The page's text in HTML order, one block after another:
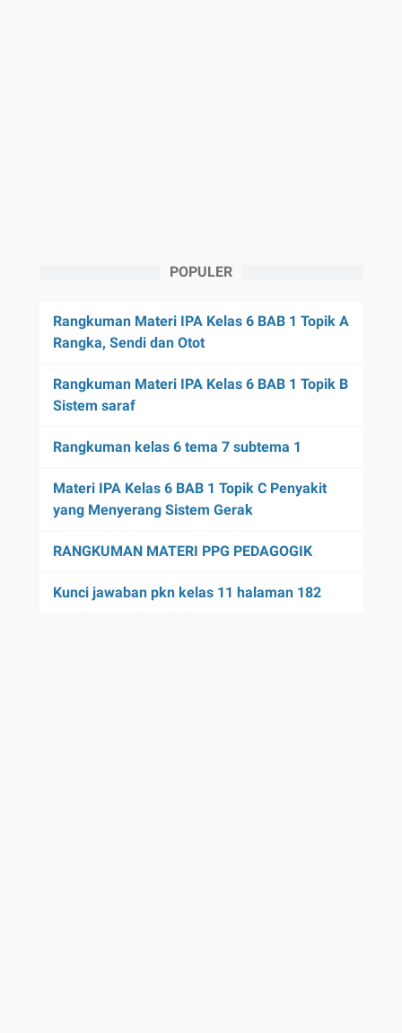
POPULER
Rangkuman Materi IPA Kelas 6 BAB 1 Topik A
Rangka, Sendi dan Otot
Rangkuman Materi IPA Kelas 6 BAB 1 Topik B
Sistem saraf
Rangkuman kelas 6 tema 7 subtema 1
Materi IPA Kelas 6 BAB 1 Topik C Penyakit
yang Menyerang Sistem Gerak
RANGKUMAN MATERI PPG PEDAGOGIK
Kunci jawaban pkn kelas 11 halaman 182